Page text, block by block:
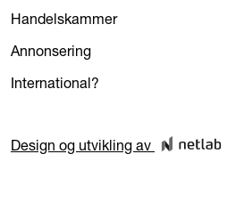
Handelskammer
Annonsering
International?
Design og utvikling av